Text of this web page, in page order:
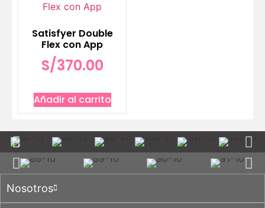
Satisfyer Double
Flex con App
S/370.00
Añadir al carrito
Nosotros